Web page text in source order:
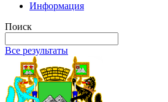
Информация
Поиск
Все результаты